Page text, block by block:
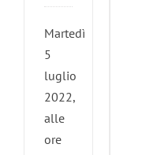
Martedì
5
luglio
2022,
alle
ore